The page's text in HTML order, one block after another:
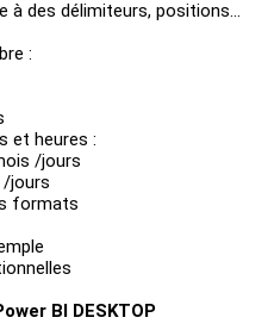
à des délimiteurs, positions…
:
et heures :
/jours
/jours
formats
BI DESKTOP